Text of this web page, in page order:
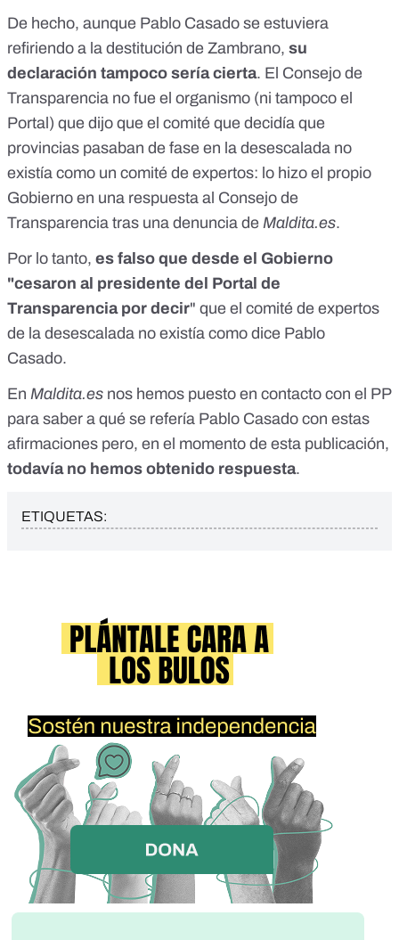
De hecho, aunque Pablo Casado se estuviera
refiriendo a la destitución de Zambrano, su
declaración tampoco sería cierta. El Consejo de
Transparencia no fue el organismo (ni tampoco el
Portal) que dijo que el comité que decidía que
provincias pasaban de fase en la desescalada no
existía como un comité de expertos: lo hizo el propio
Gobierno en una respuesta al Consejo de
Transparencia tras una denuncia de Maldita.es.
Por lo tanto, es falso que desde el Gobierno
"cesaron al presidente del Portal de
Transparencia por decir" que el comité de expertos
de la desescalada no existía como dice Pablo
Casado.
En Maldita.es nos hemos puesto en contacto con el PP
para saber a qué se refería Pablo Casado con estas
afirmaciones pero, en el momento de esta publicación,
todavía no hemos obtenido respuesta.
ETIQUETAS: